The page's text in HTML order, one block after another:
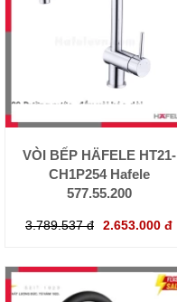
VÒI BẾP HÄFELE HT21-
CH1P254 Hafele
577.55.200
3.789.537 đ 2.653.000 đ